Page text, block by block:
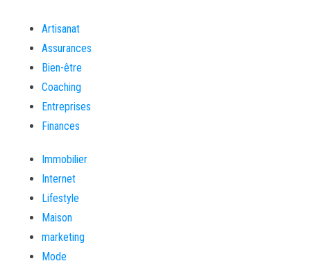
Artisanat
Assurances
Bien-être
Coaching
Entreprises
Finances
Immobilier
Internet
Lifestyle
Maison
marketing
Mode